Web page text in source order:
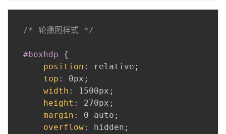
/* 轮播图样式 */
#boxhdp
{
position : relative ;
top : 0px ;
width : 1500px ;
height : 270px ;
margin : 0 auto ;
overflow: hidden ;